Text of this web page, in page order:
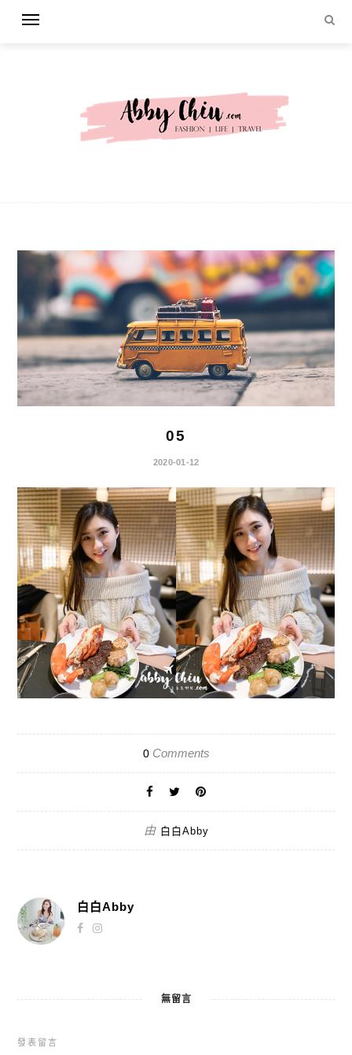
05
2020-01-12
0Comments
由 白白Abby
白白Abby
無留言
發表留言